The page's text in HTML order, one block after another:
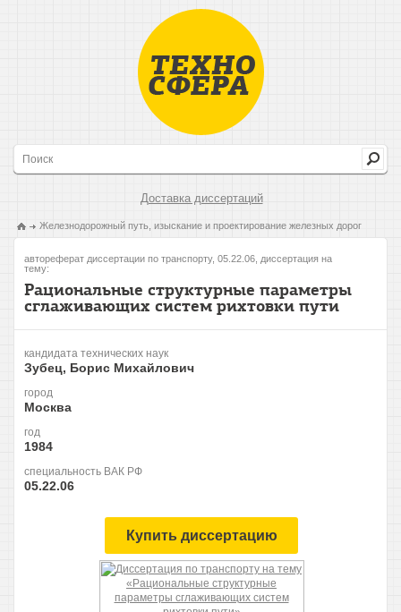
Доставка диссертаций
Железнодорожный путь, изыскание и проектирование железных дорог
автореферат диссертации по транспорту, 05.22.06, диссертация на
тему:
Рациональные структурные параметры
сглаживающих систем рихтовки пути
кандидата технических наук
Зубец, Борис Михайлович
город
Москва
год
1984
специальность ВАК РФ
05.22.06
Купить диссертацию